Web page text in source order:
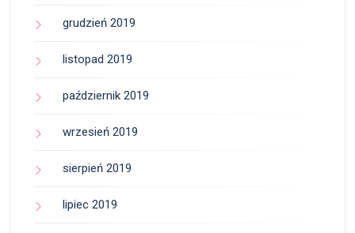
grudzień 2019
listopad 2019
październik 2019
wrzesień 2019
sierpień 2019
lipiec 2019